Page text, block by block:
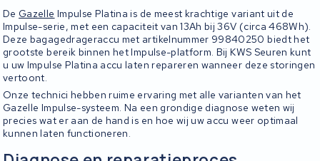
De Gazelle Impulse Platina is de meest krachtige variant uit de
Impulse-serie, met een capaciteit van 13Ah bij 36V (circa 468Wh).
Deze bagagedrageraccu met artikelnummer 99840250 biedt het
grootste bereik binnen het Impulse-platform. Bij KWS Seuren kunt
u uw Impulse Platina accu laten repareren wanneer deze storingen
vertoont.
Onze technici hebben ruime ervaring met alle varianten van het
Gazelle Impulse-systeem. Na een grondige diagnose weten wij
precies wat er aan de hand is en hoe wij uw accu weer optimaal
kunnen laten functioneren.